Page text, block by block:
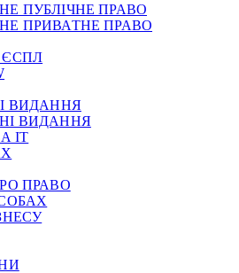
ПУБЛІЧНЕ ПРАВО
ПРИВАТНЕ ПРАВО
ЄСПЛ
ВИДАННЯ
ВИДАННЯ
ІТ
ПРАВО